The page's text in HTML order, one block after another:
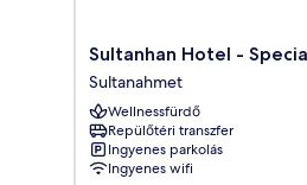
Sultanhan
Hotel
-
Special
Class
Sultanahmet
Sultanhan Hotel -
Sultanahmet
Wellnessfürdő
Repülőtéri transzfer
Ingyenes parkolás
Ingyenes wifi